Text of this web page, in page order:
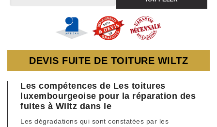
DEVIS FUITE DE TOITURE WILTZ
Les compétences de Les toitures
luxembourgeoise pour la réparation des
fuites à Wiltz dans le
Les dégradations qui sont constatées par les